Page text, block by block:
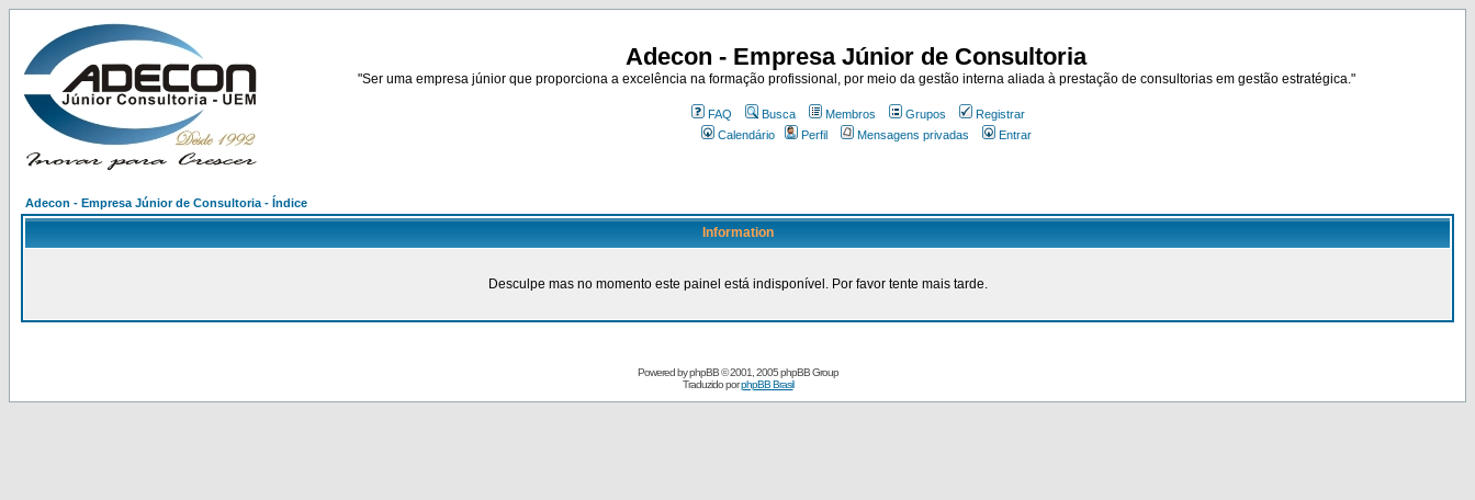
Adecon - Empresa Júnior de Consultoria
"Ser uma empresa júnior que proporciona a excelência na formação profissional, por meio da gestão interna aliada à prestação de consultorias em gestão estratégica."
FAQ Busca Membros Grupos
Registrar
Calendário
Perfil Mensagens privadas Entrar
Adecon - Empresa Júnior de Consultoria - Índice
Information
Desculpe mas no momento este painel está indisponível. Por favor tente mais tarde.
Powered byphpBB© 2001, 2005 phpBB Group
Traduzido porphpBB Brasil